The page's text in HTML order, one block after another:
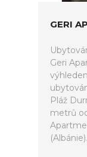
GERI
Geri
Pláž
metrů
(Albánie).